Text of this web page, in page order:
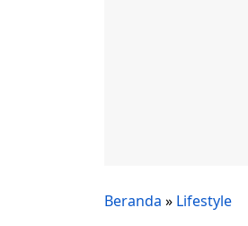
Beranda » Lifestyle